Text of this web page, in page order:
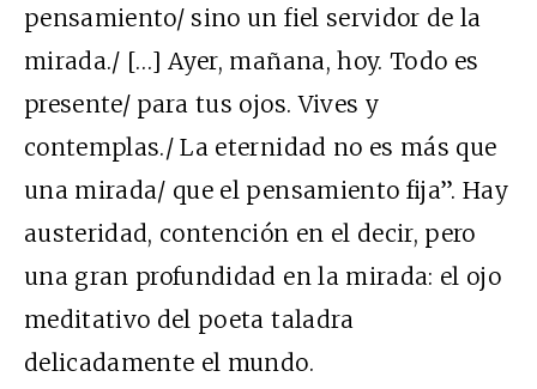
pensamiento/ sino un fiel servidor de la
mirada./ […] Ayer, mañana, hoy. Todo es
presente/ para tus ojos. Vives y
contemplas./ La eternidad no es más que
una mirada/ que el pensamiento fija”. Hay
austeridad, contención en el decir, pero
una gran profundidad en la mirada: el ojo
meditativo del poeta taladra
delicadamente el mundo.